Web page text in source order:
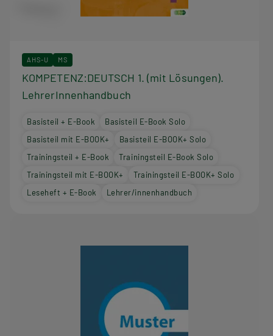
AHS-U MS
KOMPETENZ:DEUTSCH 1. (mit Lösungen).
LehrerInnenhandbuch
Basisteil + E-Book
Basisteil E-Book Solo
Basisteil mit E-BOOK+
Basisteil E-BOOK+ Solo
Trainingsteil + E-Book
Trainingsteil E-Book Solo
Trainingsteil mit E-BOOK+
Trainingsteil E-BOOK+ Solo
Leseheft + E-Book
Lehrer/innenhandbuch